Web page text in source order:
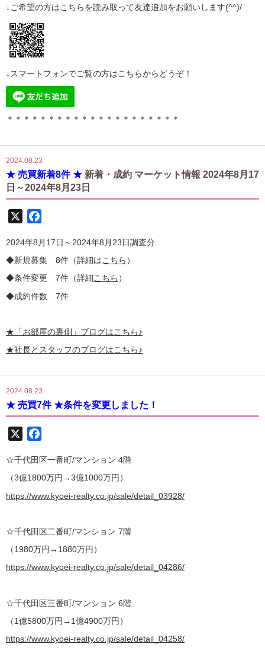
↓ご希望の方はこちらを読み取って友達追加をお願いします(^^)/
↓スマートフォンでご覧の方はこちらからどうぞ！
＊＊＊＊＊＊＊＊＊＊＊＊＊＊＊＊＊＊＊＊＊
2024.08.23
★ 売買新着8件 ★ 新着・成約 マーケット情報 2024年8月17
日～2024年8月23日
2024年8月17日～2024年8月23日調査分
◆新規募集 8件（詳細はこちら ）
◆条件変更 7件（詳細こちら ）
◆成約件数 7件
★ 「お部屋の裏側」 ブログはこちら♪
★社長とスタッフのブログはこちら♪
2024.08.23
★ 売買7件 ★条件を変更しました！
☆千代田区一番町/マンション 4階
（3億1800万円→3億1000万円）
https://www.kyoei-realty.co.jp/sale/detail_03928/
☆千代田区二番町/マンション 7階
（1980万円→1880万円）
https://www.kyoei-realty.co.jp/sale/detail_04286/
☆千代田区三番町/マンション 6階
（1億5800万円→1億4900万円）
https://www.kyoei-realty.co.jp/sale/detail_04258/